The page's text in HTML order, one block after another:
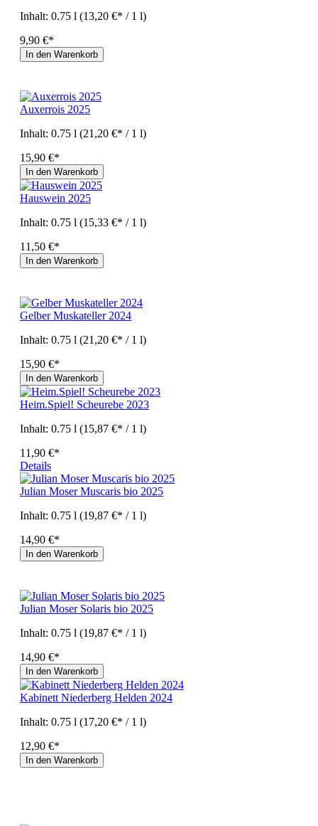
Inhalt: 0.75 l (13,20 €* / 1 l)
9,90 €*
In den Warenkorb
Auxerrois 2025
Inhalt: 0.75 l (21,20 €* / 1 l)
15,90 €*
In den Warenkorb
Hauswein 2025
Inhalt: 0.75 l (15,33 €* / 1 l)
11,50 €*
In den Warenkorb
Gelber Muskateller 2024
Inhalt: 0.75 l (21,20 €* / 1 l)
15,90 €*
In den Warenkorb
Heim.Spiel! Scheurebe 2023
Inhalt: 0.75 l (15,87 €* / 1 l)
11,90 €*
Details
Julian Moser Muscaris bio 2025
Inhalt: 0.75 l (19,87 €* / 1 l)
14,90 €*
In den Warenkorb
Julian Moser Solaris bio 2025
Inhalt: 0.75 l (19,87 €* / 1 l)
14,90 €*
In den Warenkorb
Kabinett Niederberg Helden 2024
Inhalt: 0.75 l (17,20 €* / 1 l)
12,90 €*
In den Warenkorb